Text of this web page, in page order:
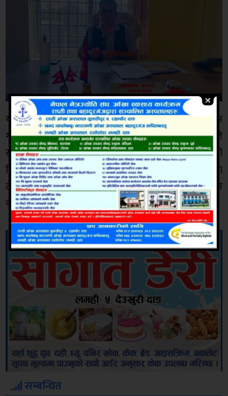
यस विषयमा कुरा राख्दा राप्ती गाउँपालिका ५ का वडा अध्यक्ष
गोबर्धन रावतले वडा कार्यालय निर्माण हुँदै छ लेबर मिस्टरीले
खाएको हुन सक्छ कार्यालयको चाबी मिस्त्रीहरु संघ हुन्छ पानी
पियुने त फुर्सद हुन्न बियर का बाट खाने प्रतिक्रिया दिए। यता
लेबर र मिस्त्रीलाई प्रशन गर्दा हामीले खाएको होइन
कार्यालयको मान्छे हुन् सक्छ बताए ।
सम्बन्धित